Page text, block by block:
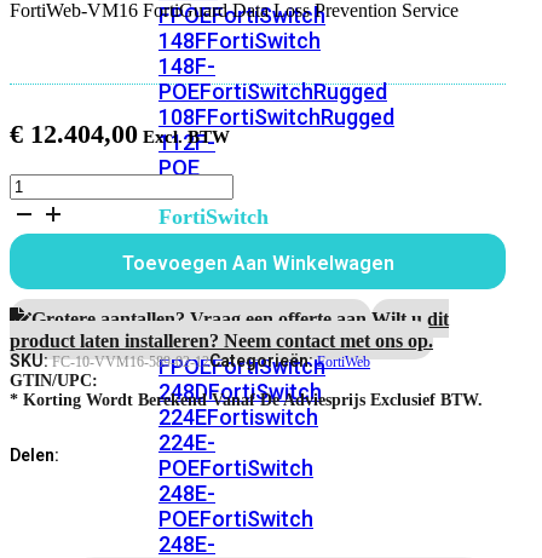
FPOEFortiSwitch
148FFortiSwitch
148F-
POEFortiSwitchRugged
108FFortiSwitchRugged
112F-
POE
FortiSwitch
Series
FortiSwitch
224D-
FPOEFortiSwitch
248DFortiSwitch
224EFortiswitch
224E-
POEFortiSwitch
248E-
POEFortiSwitch
248E-
FortiWeb-VM16 FortiGuard Data Loss Prevention Service
€ 12.404,00
FortiWeb-
VM16
jaar
FortiGuard
Data
Loss
Prevention
Service
aantal
Toevoegen Aan Winkelwagen
Grotere aantallen? Vraag een offerte aan.Wilt u dit
product laten installeren? Neem contact met ons op.
SKU:FC-10-VVM16-589-02-12Categorieën:FortiWeb
GTIN/UPC:
* Korting Wordt Berekend Vanaf De Adviesprijs Exclusief BTW.
Delen: